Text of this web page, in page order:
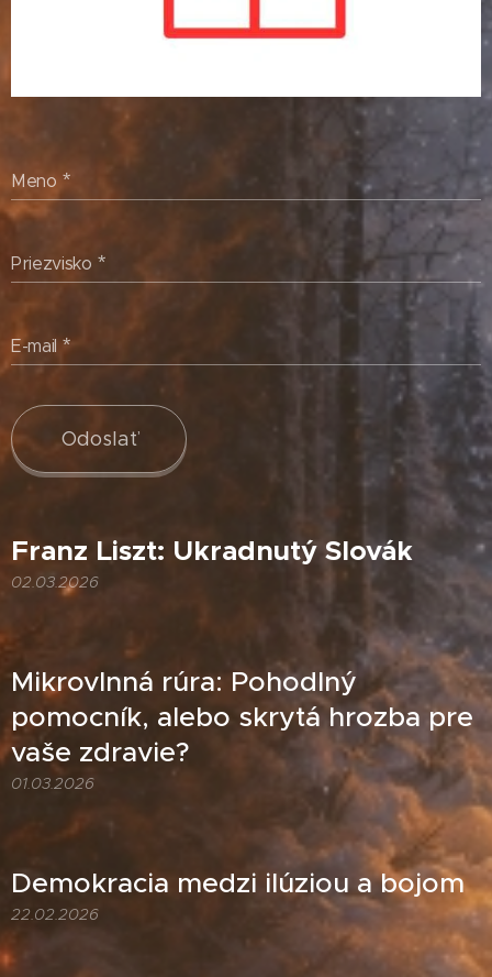
Meno
Priezvisko
E-mail
Odoslať
Franz Liszt: Ukradnutý Slovák
02.03.2026
Mikrovlnná rúra: Pohodlný
pomocník, alebo skrytá hrozba pre
vaše zdravie?
01.03.2026
Demokracia medzi ilúziou a bojom
22.02.2026